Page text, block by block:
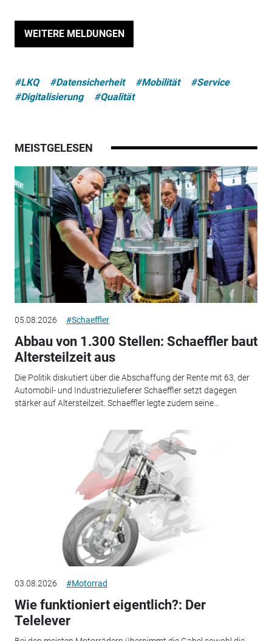
WEITERE MELDUNGEN
#LKQ #Datensicherheit #Mobilität
#Service
#Digitalisierung
#Qualität
MEISTGELESEN
05.08.2026 #Schaeffler
Abbau von 1.300 Stellen: Schaeffler baut
Altersteilzeit aus
Die Politik diskutiert über die Abschaffung der Rente mit 63, der
Automobil- und Industriezulieferer Schaeffler setzt dagegen
stärker auf Altersteilzeit. Schaeffler legte zudem seine...
03.08.2026 #Motorrad
Wie funktioniert eigentlich?: Der
Telelever